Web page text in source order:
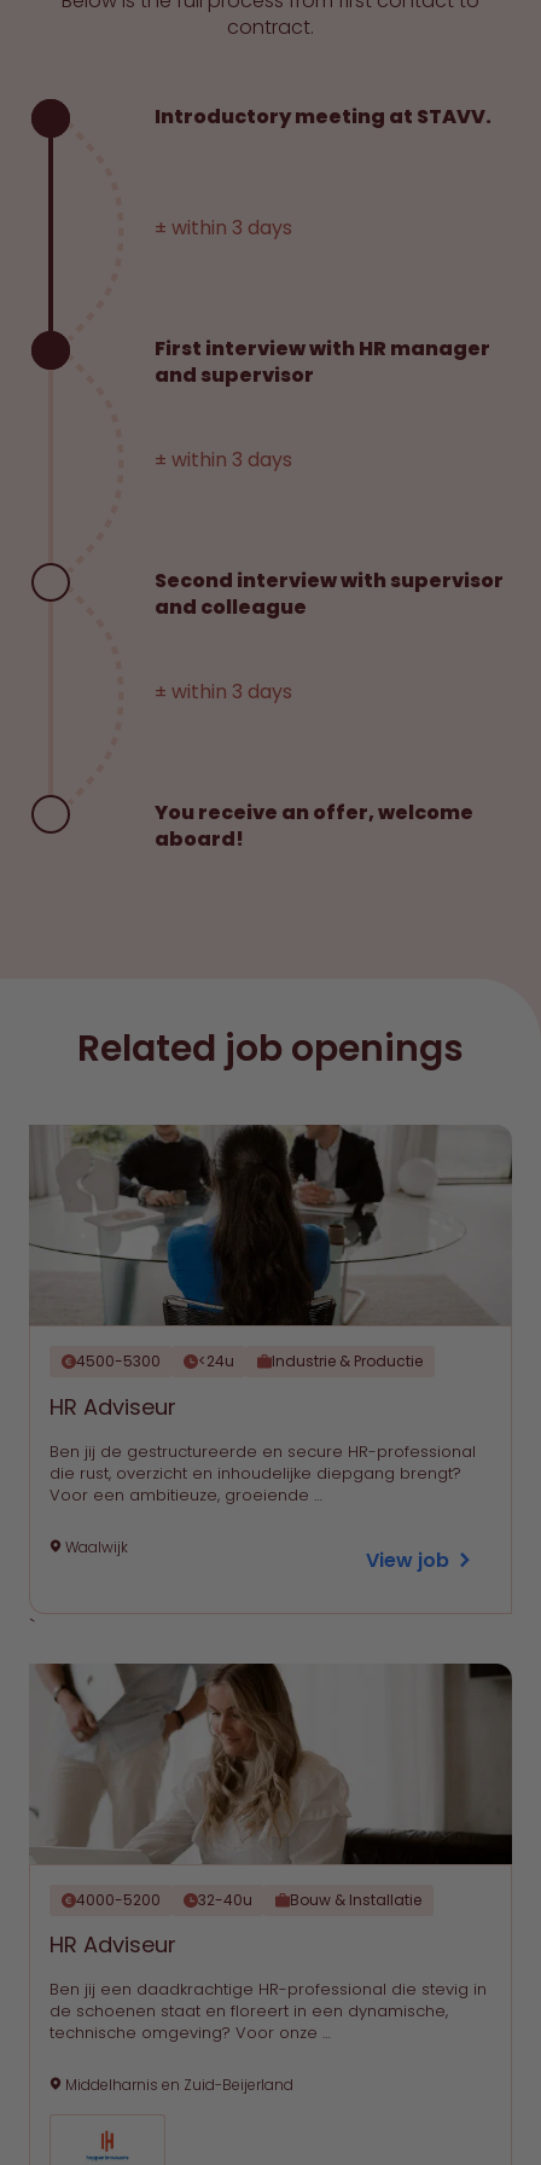
contract.
± within 3 days
Introductory meeting at STAVV.
± within 3 days
First interview with HR manager
and supervisor
± within 3 days
Second interview with supervisor
and colleague
You receive an offer, welcome
aboard!
Related job openings
4500-5300 <24u Industrie & Productie
HR Adviseur
Ben jij de gestructureerde en secure HR-professional
die rust, overzicht en inhoudelijke diepgang brengt?
Voor een ambitieuze, groeiende …
Waalwijk View job
`
4000-5200 32-40u Bouw & Installatie
HR Adviseur
Ben jij een daadkrachtige HR-professional die stevig in
de schoenen staat en floreert in een dynamische,
technische omgeving? Voor onze …
Middelharnis en Zuid-Beijerland